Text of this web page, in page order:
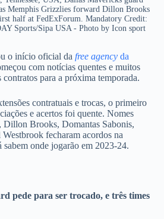
Memphis Grizzlies forward Dillon Brooks
half at FedExForum. Mandatory Credit:
Sports/Sipa USA - Photo by Icon sport
o início oficial da free agency da
com notícias quentes e muitos
contratos para a próxima temporada.
contratuais e trocas, o primeiro
e acertos foi quente. Nomes
Brooks, Domantas Sabonis,
fecharam acordos na
sabem onde jogarão em 2023-24.
pede para ser trocado, e três times